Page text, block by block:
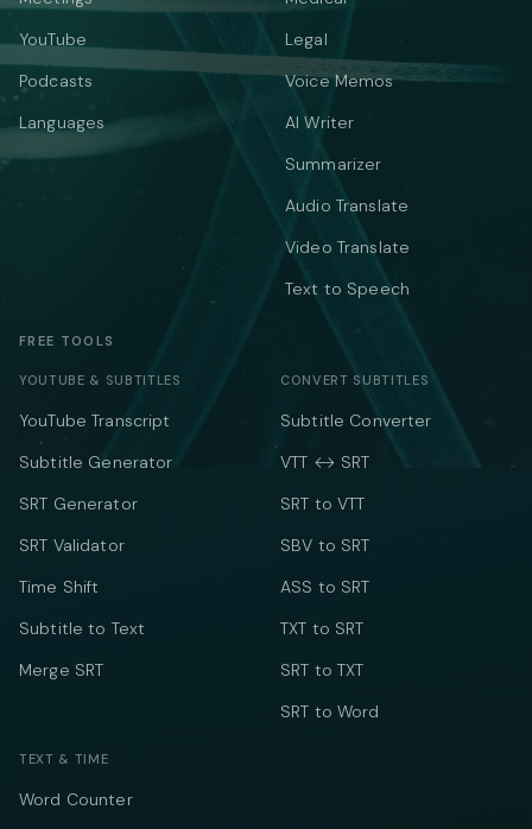
YouTube
Podcasts
Languages
Legal
Voice Memos
AI Writer
Summarizer
Audio Translate
Video Translate
Text to Speech
FREE TOOLS
YOUTUBE & SUBTITLES
YouTube Transcript
Subtitle Generator
SRT Generator
SRT Validator
Time Shift
Subtitle to Text
Merge SRT
CONVERT SUBTITLES
Subtitle Converter
VTT ↔ SRT
SRT to VTT
SBV to SRT
ASS to SRT
TXT to SRT
SRT to TXT
SRT to Word
TEXT & TIME
Word Counter